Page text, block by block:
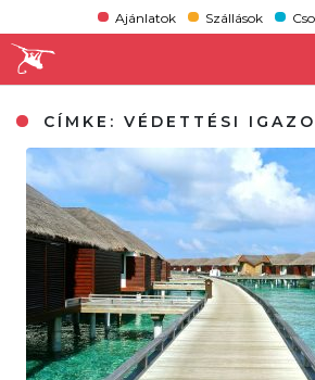
Ajánlatok Szállások
CÍMKE:VÉDETTÉSI